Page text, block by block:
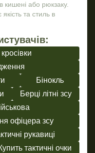
кишені або рюкзаку.
та стиль в
Бінокль
Берці літні зсу
офіцера зсу
рукавиці
тактичні очки